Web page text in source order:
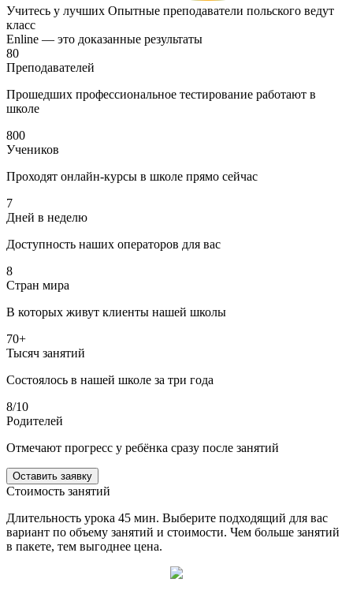
Учитесь у лучших Опытные преподаватели польского ведут
класс
Enline — это доказанные результаты
80
Преподавателей
Прошедших профессиональное тестирование работают в
школе
800
Учеников
Проходят онлайн-курсы в школе прямо сейчас
7
Дней в неделю
Доступность наших операторов для вас
8
Стран мира
В которых живут клиенты нашей школы
70+
Тысяч занятий
Состоялось в нашей школе за три года
8/10
Родителей
Отмечают прогресс у ребёнка сразу после занятий
Оставить заявку
Стоимость занятий
Длительность урока 45 мин. Выберите подходящий для вас
вариант по объему занятий и стоимости. Чем больше занятий
в пакете, тем выгоднее цена.